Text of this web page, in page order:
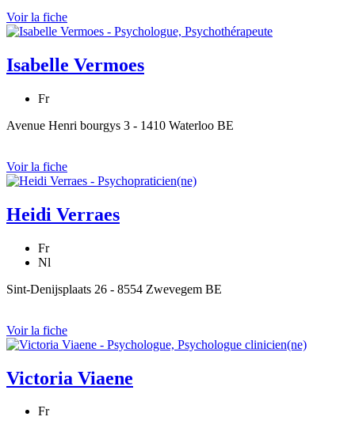
Voir la fiche
Isabelle Vermoes
Fr
Avenue Henri bourgys 3 - 1410 Waterloo BE
Voir la fiche
Heidi Verraes
Fr
Nl
Sint-Denijsplaats 26 - 8554 Zwevegem BE
Voir la fiche
Victoria Viaene
Fr